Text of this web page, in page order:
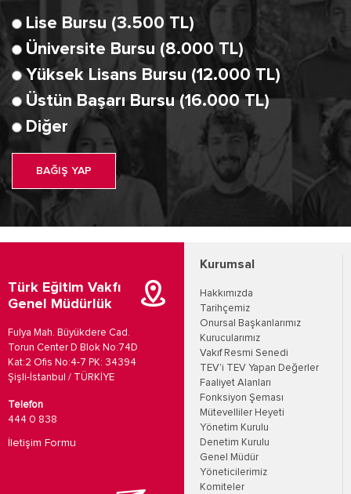
Lise Bursu (3.500 TL)
Üniversite Bursu (8.000 TL)
Yüksek Lisans Bursu (12.000 TL)
Üstün Başarı Bursu (16.000 TL)
Diğer
BAĞIŞ YAP
Türk Eğitim Vakfı
Genel Müdürlük
Fulya Mah. Büyükdere Cad.
Torun Center D Blok No:74D
Kat:2 Ofis No:4-7 PK: 34394
Şişli-İstanbul / TÜRKİYE
Telefon
444 0 838
İletişim Formu
Kurumsal
Hakkımızda
Tarihçemiz
Onursal Başkanlarımız
Kurucularımız
Vakıf Resmi Senedi
TEV'i TEV Yapan Değerler
Faaliyet Alanları
Fonksiyon Şeması
Mütevelliler Heyeti
Yönetim Kurulu
Denetim Kurulu
Genel Müdür
Yöneticilerimiz
Komiteler